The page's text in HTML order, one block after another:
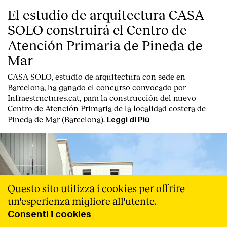
El estudio de arquitectura CASA
SOLO construirá el Centro de
Atención Primaria de Pineda de
Mar
CASA SOLO, estudio de arquitectura con sede en
Barcelona, ha ganado el concurso convocado por
Infraestructures.cat, para la construcción del nuevo
Centro de Atención Primaria de la localidad costera de
Pineda de Mar (Barcelona). Leggi di Più
Questo sito utilizza i cookies per offrire
un'esperienza migliore all'utente.
Consenti i cookies